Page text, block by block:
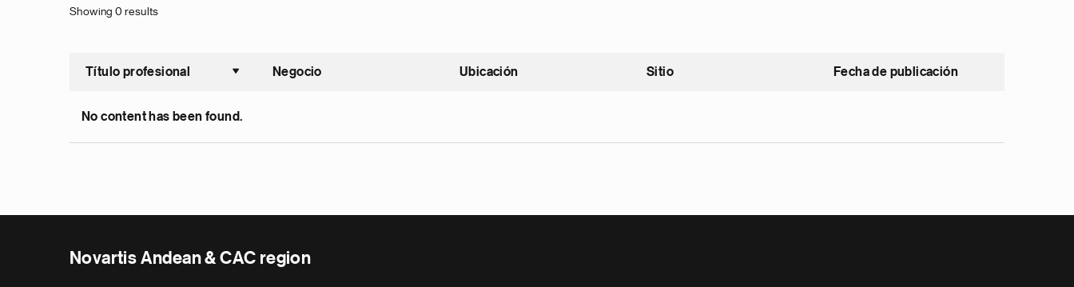
Showing 0 results
Título profesional
Ordenar ascendente
Negocio Ubicación Sitio Fecha de publicación
No content has been found.
Novartis Andean & CAC region